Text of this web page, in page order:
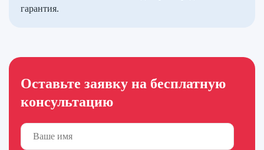
гарантия.
Оставьте заявку на бесплатную
консультацию